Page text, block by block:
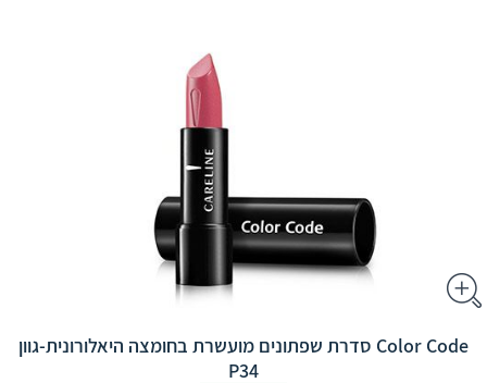
Color Code סדרת שפתונים מועשרת בחומצה היאלורונית-גוון
P34